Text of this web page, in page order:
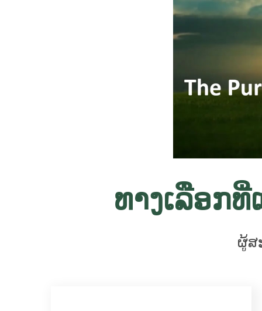
ທາງເລືອກທີ່
ຜູ້ສ